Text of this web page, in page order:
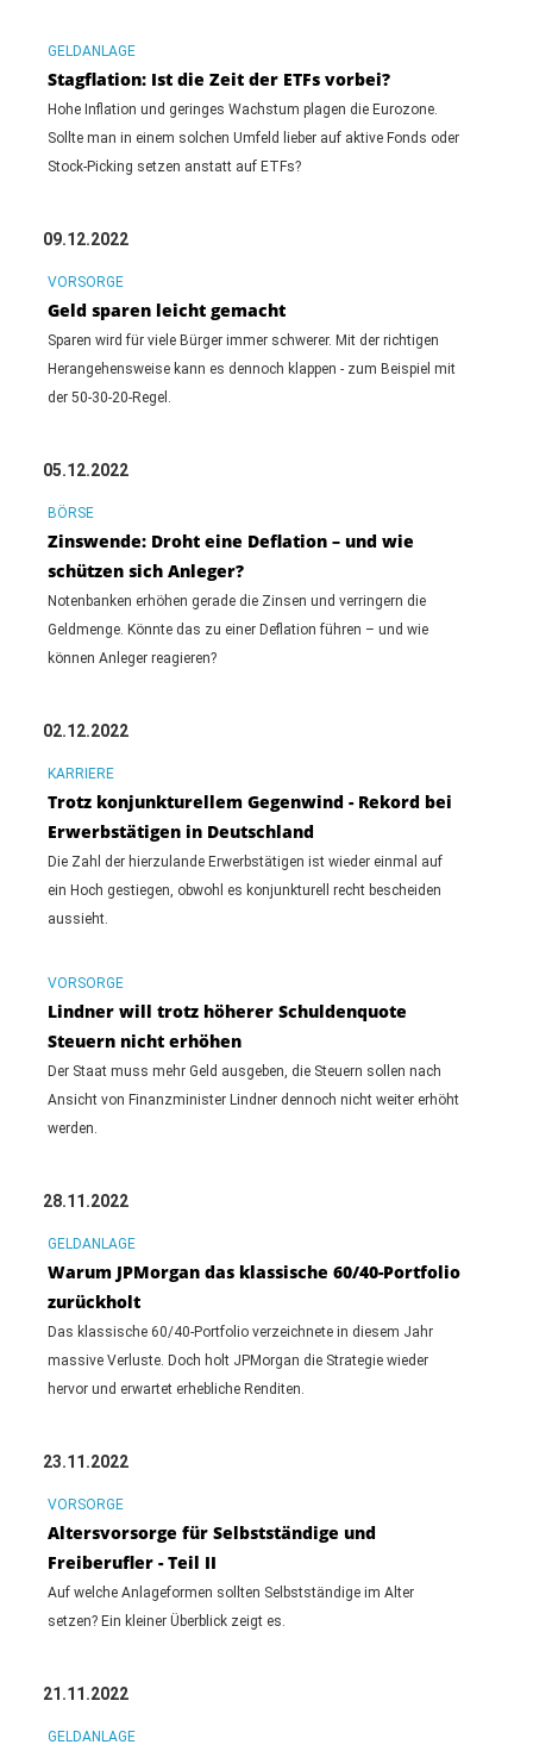
GELDANLAGE
Stagflation: Ist die Zeit der ETFs vorbei?
Hohe Inflation und geringes Wachstum plagen die Eurozone.
Sollte man in einem solchen Umfeld lieber auf aktive Fonds oder
Stock-Picking setzen anstatt auf ETFs?
09.12.2022
VORSORGE
Geld sparen leicht gemacht
Sparen wird für viele Bürger immer schwerer. Mit der richtigen
Herangehensweise kann es dennoch klappen - zum Beispiel mit
der 50-30-20-Regel.
05.12.2022
BÖRSE
Zinswende: Droht eine Deflation – und wie
schützen sich Anleger?
Notenbanken erhöhen gerade die Zinsen und verringern die
Geldmenge. Könnte das zu einer Deflation führen – und wie
können Anleger reagieren?
02.12.2022
KARRIERE
Trotz konjunkturellem Gegenwind - Rekord bei
Erwerbstätigen in Deutschland
Die Zahl der hierzulande Erwerbstätigen ist wieder einmal auf
ein Hoch gestiegen, obwohl es konjunkturell recht bescheiden
aussieht.
VORSORGE
Lindner will trotz höherer Schuldenquote
Steuern nicht erhöhen
Der Staat muss mehr Geld ausgeben, die Steuern sollen nach
Ansicht von Finanzminister Lindner dennoch nicht weiter erhöht
werden.
28.11.2022
GELDANLAGE
Warum JPMorgan das klassische 60/40-Portfolio
zurückholt
Das klassische 60/40-Portfolio verzeichnete in diesem Jahr
massive Verluste. Doch holt JPMorgan die Strategie wieder
hervor und erwartet erhebliche Renditen.
23.11.2022
VORSORGE
Altersvorsorge für Selbstständige und
Freiberufler - Teil II
Auf welche Anlageformen sollten Selbstständige im Alter
setzen? Ein kleiner Überblick zeigt es.
21.11.2022
GELDANLAGE